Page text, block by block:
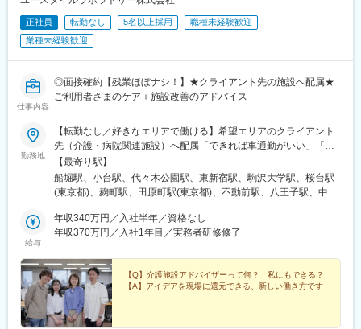
駅、琴似駅(札幌市営)、淡路町駅、新桜台駅、新越谷駅、東宮原
駅、幸浦駅、緑町駅、堀ノ内駅、蘇我駅、清水駅(愛知県)、烏森
(鹿児島県)
正社員 転勤なし 5名以上採用
職種未経験歓迎
業種未経験歓迎
仕事内容
◎面接確約【残業ほぼナシ！】★クライアント先の施設へ配属★
ご利用者さまのケア＋施設改善のアドバイス
勤務地
【転勤なし／好きなエリアで働ける】希望エリアのクライアント
先（介護・病院関連施設）へ配属「できれば車通勤がいい」「未
経験なので先輩スタッフと一緒に働きたい」等ご相談ください！
━━【配属エリア】━━＜1＞北海道・東北／北海道、岩手※、宮
城、福島＜2＞北関東／茨城、栃木、群馬＜3＞首都圏／東京、神
岡、岐阜＜6＞関西／大阪、京都、兵庫、和歌山、奈良※＜7＞中
四国／広島※、岡山※＜8＞九州／福岡、熊本※、長崎※、大分※、鹿
長期的に築くことができます！（※印のエリアは経験者のみ採用中
です）☆勤務地住所は一例となります。━━【転居希望者向けの
働き方も】━━将来的に地元を離れたい方は、半年ほど地元勤務
後、東京神奈川など首都圏への転勤も可能！移住支援制度（費用
会社負担）もあり、早期キャリアアップも見込めます！
【最寄り駅】
船堀駅、小台駅、代々木公園駅、東新宿駅、駒沢大学駅、桜台駅
(東京都)、麹町駅、田原町駅(東京都)、不動前駅、八王子駅、中野
駅(函館本線)、新道東駅、西２８丁目駅、郡山駅(福島県)、愛子
駅、北仙台駅、泉中央駅、作並駅、境町駅、高崎駅、東武宇都宮
駅、和光市駅、岩槻駅、志久駅、戸塚安行駅、久喜駅、浜野駅、
六実駅、常盤平駅、みどり台駅、柏駅、小机駅、古淵駅、高座渋
谷駅、横浜駅、辻堂駅、淵野辺駅、いずみ中央駅、越後赤塚駅、
新潟駅、見附駅、名鉄岐阜駅、松本駅、積志駅、東静岡駅、桜橋
駅(静岡県)、小垣江駅、北新川駅、神領駅、名鉄名古屋駅、小野駅
給与
年収340万円／入社半年／資格なし
年収370万円／入社1年目／実務者研修修了
【Q】介護施設アドバイザーって何？ 私にもできる？
【A】アイデアを現場に還元できる、新しい働き方です